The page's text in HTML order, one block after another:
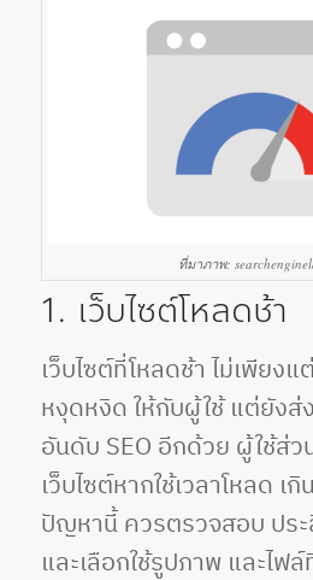
ที่มาภาพ:
1. เว็บไซต์โหลดช้า
เว็บไซต์ที่โหลดช้า ไม่เพียง
หงุดหงิด ให้กับผู้ใช้ แต่ยังส่
อันดับ SEO อีกด้วย ผู้ใช้ส่ว
เว็บไซต์หากใช้เวลาโหลด เ
ปัญหานี้ ควรตรวจสอบ ปร
และเลือกใช้รูปภาพ และไฟ